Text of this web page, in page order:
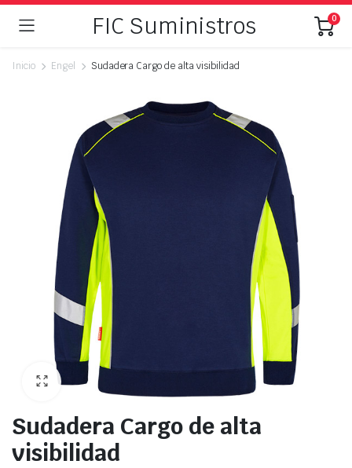
FIC Suministros 0
Inicio Engel Sudadera Cargo de alta visibilidad
Sudadera Cargo de alta
visibilidad